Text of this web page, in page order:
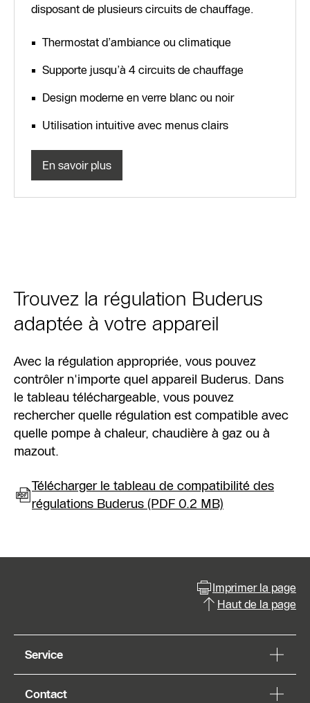
disposant de plusieurs circuits de chauffage.
Thermostat d’ambiance ou climatique
Supporte jusqu’à 4 circuits de chauffage
Design moderne en verre blanc ou noir
Utilisation intuitive avec menus clairs
En savoir plus
Trouvez la régulation Buderus
adaptée à votre appareil
Avec la régulation appropriée, vous pouvez
contrôler n'importe quel appareil Buderus. Dans
le tableau téléchargeable, vous pouvez
rechercher quelle régulation est compatible avec
quelle pompe à chaleur, chaudière à gaz ou à
mazout.
Télécharger le tableau de compatibilité des
régulations Buderus (PDF 0.2 MB)
Imprimer la page
Haut de la page
Service
Contact